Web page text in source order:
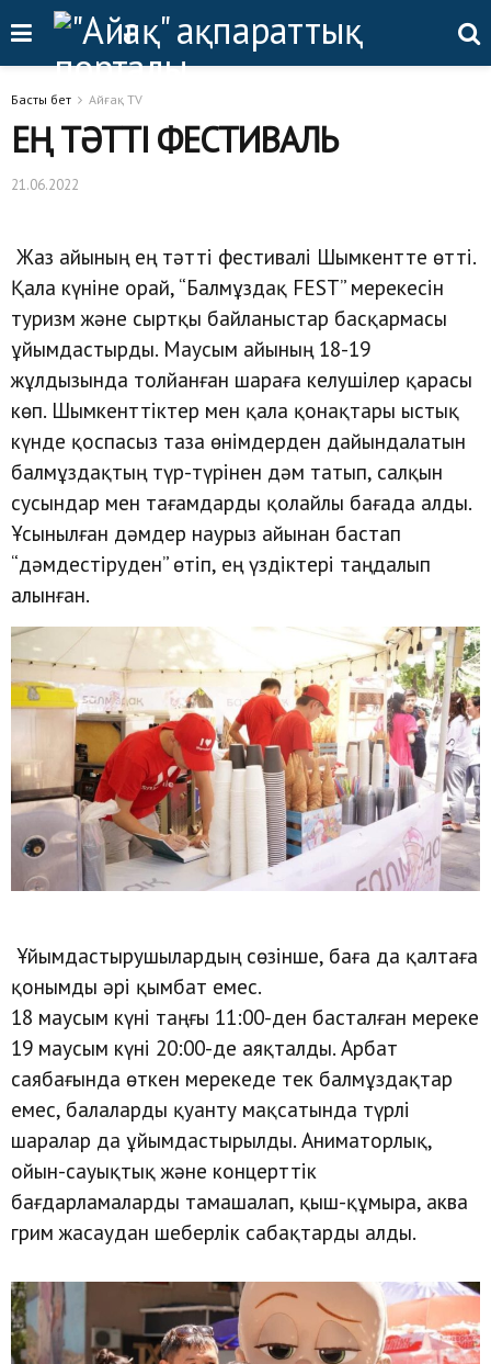
Басты бет Айғақ TV
ЕҢ ТӘТТІ ФЕСТИВАЛЬ
21.06.2022
Жаз айының ең тәтті фестивалі Шымкентте өтті.
Қала күніне орай, “Балмұздақ FEST” мерекесін
туризм және сыртқы байланыстар басқармасы
ұйымдастырды. Маусым айының 18-19
жұлдызында толйанған шараға келушілер қарасы
көп. Шымкенттіктер мен қала қонақтары ыстық
күнде қоспасыз таза өнімдерден дайындалатын
балмұздақтың түр-түрінен дәм татып, салқын
сусындар мен тағамдарды қолайлы бағада алды.
Ұсынылған дәмдер наурыз айынан бастап
“дәмдестіруден” өтіп, ең үздіктері таңдалып
алынған.
Ұйымдастырушылардың сөзінше, баға да қалтаға
қонымды әрі қымбат емес.
18 маусым күні таңғы 11:00-ден басталған мереке
19 маусым күні 20:00-де аяқталды. Арбат
саябағында өткен мерекеде тек балмұздақтар
емес, балаларды қуанту мақсатында түрлі
шаралар да ұйымдастырылды. Аниматорлық,
ойын-сауықтық және концерттік
бағдарламаларды тамашалап, қыш-құмыра, аква
грим жасаудан шеберлік сабақтарды алды.